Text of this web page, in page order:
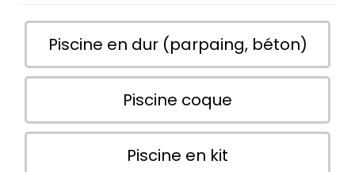
Piscine en dur (parpaing, béton)
Piscine coque
Piscine en kit